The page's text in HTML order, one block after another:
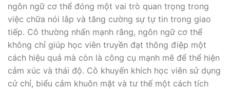
ngôn ngữ cơ thể đóng một vai trò quan trọng trong
việc chữa nói lắp và tăng cường sự tự tin trong giao
tiếp. Cô thường nhấn mạnh rằng, ngôn ngữ cơ thể
không chỉ giúp học viên truyền đạt thông điệp một
cách hiệu quả mà còn là công cụ mạnh mẽ để thể hiện
cảm xúc và thái độ. Cô khuyến khích học viên sử dụng
cử chỉ, biểu cảm khuôn mặt và tư thế một cách tích